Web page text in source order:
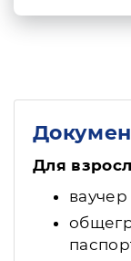
Для
ваучер